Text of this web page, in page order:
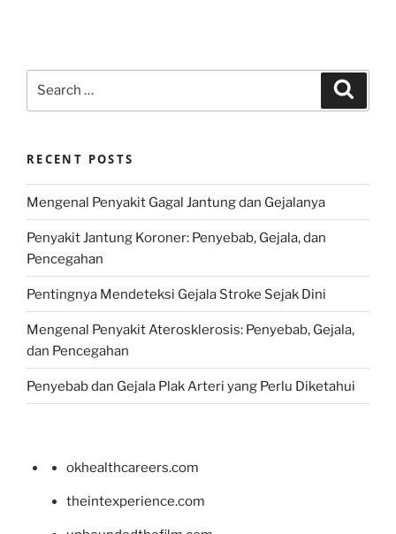
RECENT POSTS
Mengenal Penyakit Gagal Jantung dan Gejalanya
Penyakit Jantung Koroner: Penyebab, Gejala, dan
Pencegahan
Pentingnya Mendeteksi Gejala Stroke Sejak Dini
Mengenal Penyakit Aterosklerosis: Penyebab, Gejala,
dan Pencegahan
Penyebab dan Gejala Plak Arteri yang Perlu Diketahui
okhealthcareers.com
theintexperience.com